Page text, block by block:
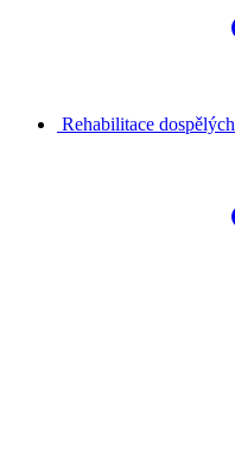
Rehabilitace dospělých